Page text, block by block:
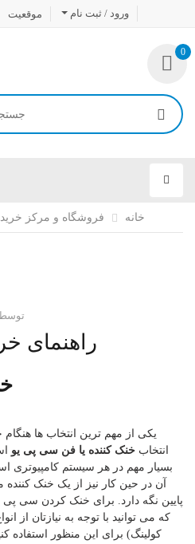
ورود / ثبت نام موقعیت
0
خانه فروشگاه و مرکز خرید
راهنمای
یکی از مهم ترین انتخاب ها
انتخاب خنک کننده یا فن سی پی یو
بسیار مهم در هر سیستم کامپیوتری
آن در حین کار نیز از یک خنک کننده
پایین نگه دارد. برای خنک کردن سی پی
که می توانید با توجه به نیازتان از
کولینگ) برای این منظور استفاده